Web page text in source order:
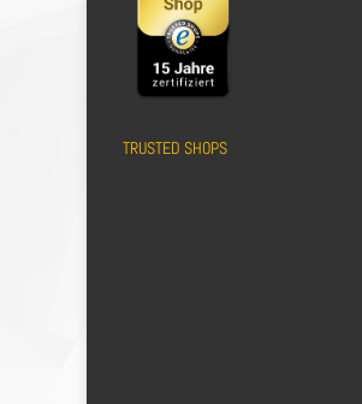
TRUSTED SHOPS